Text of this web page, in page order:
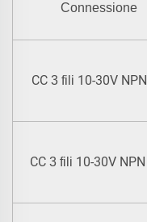
Connessione
CC 3 fili 10-30V NPN
CC 3 fili 10-30V NPN